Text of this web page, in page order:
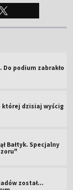
Do podium zabrakło
której dzisiaj wyścig
Bałtyk. Specjalny
został...